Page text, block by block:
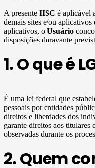
A presente IISC é aplicável
demais sites e/ou aplicativos
aplicativos, o Usuário
disposições doravante
1. O que é
É uma lei federal que
pessoais por entidades
direitos e liberdades dos
garante direitos aos titulares
observadas durante os
2. Quem